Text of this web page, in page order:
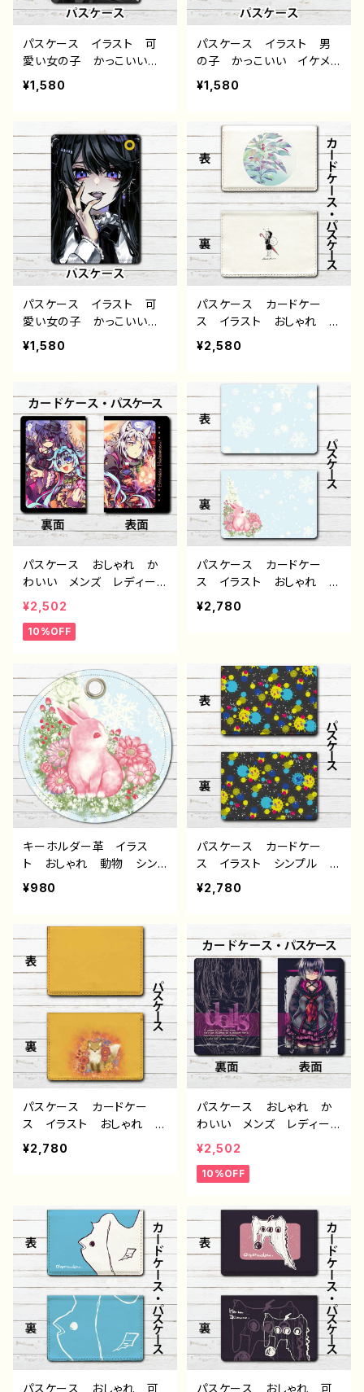
パスケース イラスト 可
愛い女の子 かっこいい女
子 おしゃれ服 ワンピー
ス エモい 病みかわい
バコ 黒髪 ロング ツイ
ンテール 生足 ゴシッ
ク ピアス メンズ レディ
ース おすすめ 人気 個
性的 クリエイター イラ
ストレーター 絵師 オリ
ジナル デザイン グッ
ズ タイトル：黒野京 デザイ
ン41 作：黒野京
¥1,580
パスケース イラスト 男
の子 かっこいい イケメ
ン エモい 病みかわい
い メンヘラ ヤンデレ
年 メンズ レディース
おすすめ 人気 個性的
クリエイター イラストレー
ター 絵師 オリジナル
デザイン グッズ タイト
ル：黒野京 デザイン42
作：黒野京
¥1,580
パスケース イラスト 可
愛い女の子 かっこいい女
子 おしゃれ服 エモい
病みかわいい メンヘラ
ゴシック ピアス メン
ズ レディース おすす
め 人気 個性的 クリエ
イター イラストレーター
絵師 オリジナル デザイ
ン グッズ タイトル：黒野
京 デザイン43 作：黒野京
¥1,580
パスケース カードケー
ス イラスト おしゃれ か
わいい おすすめ メン
ズ レディース 人気 個
ストレーター 絵師 タイト
ル：ちいさな旅人 作：嘉村
ギミ
¥2,580
パスケース おしゃれ か
わいい メンズ レディー
ス 可愛い女の子 イラス
ト ケモミミ ゴスロリ ク
ラロリ ゴシック ハロウィ
気 イラストレーター クリ
エイター 絵師 オリジナ
ル デザイン グッズ タイ
トル：【月蝕ざっか店】Pump
kin Moon！【ハロウィン展2
020アイテム】 作：白夜ゆ
う G-6
¥2,502
10%OFF
パスケース カードケー
ス イラスト おしゃれ か
わいい 動物 シンプル
うさぎ ウサギ 兎 花
おすすめ 人気 イラスト
レーター クリエイター
絵師 オリジナル デザイ
ン グッズ タイトル：COL
ORS：Snow Rabbit 作：
水無月りい
¥2,780
キーホルダー革 イラス
ト おしゃれ 動物 シン
プル うさぎ ウサギ
すめ メンズ 人気 イラ
ストレーター クリエイタ
ー 絵師 オリジナル デ
ザイン グッズ タイトル：
COLORS：Snow Rabbit
作：水無月りい
¥980
パスケース カードケー
ス イラスト シンプル ポ
ップ かわいい おしゃ
れ 可愛い ゆるかわ ゆ
ズ 個性的 おすすめ 人
気 イラストレーター クリ
エイター 絵師 オリジナ
ル デザイン グッズ タイ
トル：Smile Painting 作：
水無月りい
¥2,780
パスケース カードケー
ス イラスト おしゃれ か
わいい 動物 シンプル
きつね 狐 花柄 綺麗
ストレーター クリエイタ
ー 絵師 オリジナル デ
ザイン グッズ タイトル：
COLORS：Fox and Flowe
rs 作：水無月りい
¥2,780
パスケース おしゃれ か
わいい メンズ レディー
ス 可愛い女の子 イラス
ト ゴスパン パンク ロッ
ク 病みかわ おすすめ
ーター クリエイター 絵
師 オリジナル デザイ
ン グッズ タイトル：【月
蝕ざっか店】＜dolls＞見ツ
メル 作：白夜ゆう G-6
¥2,502
10%OFF
パスケース おしゃれ 可 パスケース おしゃれ 可